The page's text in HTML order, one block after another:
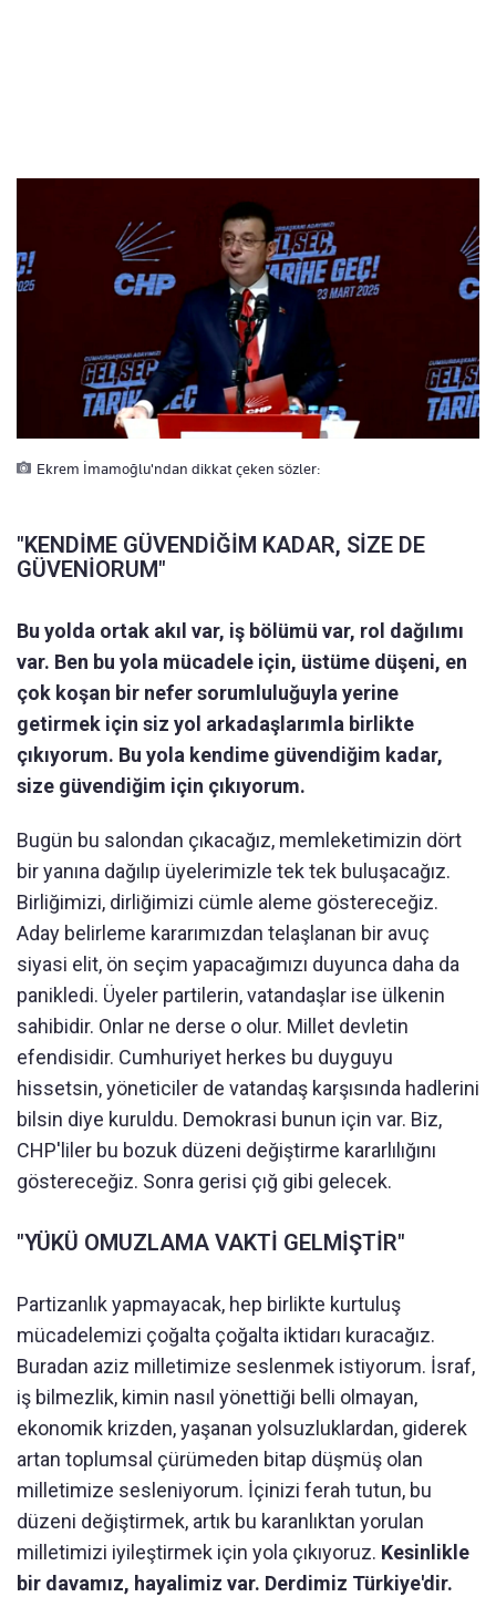
Ekrem İmamoğlu'ndan dikkat çeken sözler:
"KENDİME GÜVENDİĞİM KADAR, SİZE DE
GÜVENİORUM"
Bu yolda ortak akıl var, iş bölümü var, rol dağılımı
var. Ben bu yola mücadele için, üstüme düşeni, en
çok koşan bir nefer sorumluluğuyla yerine
getirmek için siz yol arkadaşlarımla birlikte
çıkıyorum. Bu yola kendime güvendiğim kadar,
size güvendiğim için çıkıyorum.
Bugün bu salondan çıkacağız, memleketimizin dört
bir yanına dağılıp üyelerimizle tek tek buluşacağız.
Birliğimizi, dirliğimizi cümle aleme göstereceğiz.
Aday belirleme kararımızdan telaşlanan bir avuç
siyasi elit, ön seçim yapacağımızı duyunca daha da
panikledi. Üyeler partilerin, vatandaşlar ise ülkenin
sahibidir. Onlar ne derse o olur. Millet devletin
efendisidir. Cumhuriyet herkes bu duyguyu
hissetsin, yöneticiler de vatandaş karşısında hadlerini
bilsin diye kuruldu. Demokrasi bunun için var. Biz,
CHP'liler bu bozuk düzeni değiştirme kararlılığını
göstereceğiz. Sonra gerisi çığ gibi gelecek.
"YÜKÜ OMUZLAMA VAKTİ GELMİŞTİR"
Partizanlık yapmayacak, hep birlikte kurtuluş
mücadelemizi çoğalta çoğalta iktidarı kuracağız.
Buradan aziz milletimize seslenmek istiyorum. İsraf,
iş bilmezlik, kimin nasıl yönettiği belli olmayan,
ekonomik krizden, yaşanan yolsuzluklardan, giderek
artan toplumsal çürümeden bitap düşmüş olan
milletimize sesleniyorum. İçinizi ferah tutun, bu
düzeni değiştirmek, artık bu karanlıktan yorulan
milletimizi iyileştirmek için yola çıkıyoruz. Kesinlikle
bir davamız, hayalimiz var. Derdimiz Türkiye'dir.